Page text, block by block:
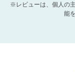
※レビューは、個人の
能